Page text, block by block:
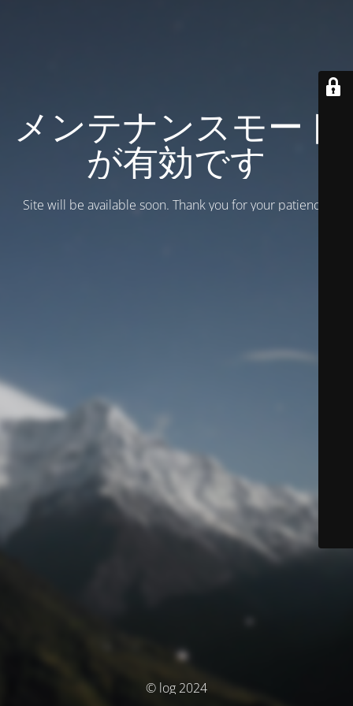
メンテナンスモード
が有効です
Site will be available soon. Thank you for your patience!
© log 2024